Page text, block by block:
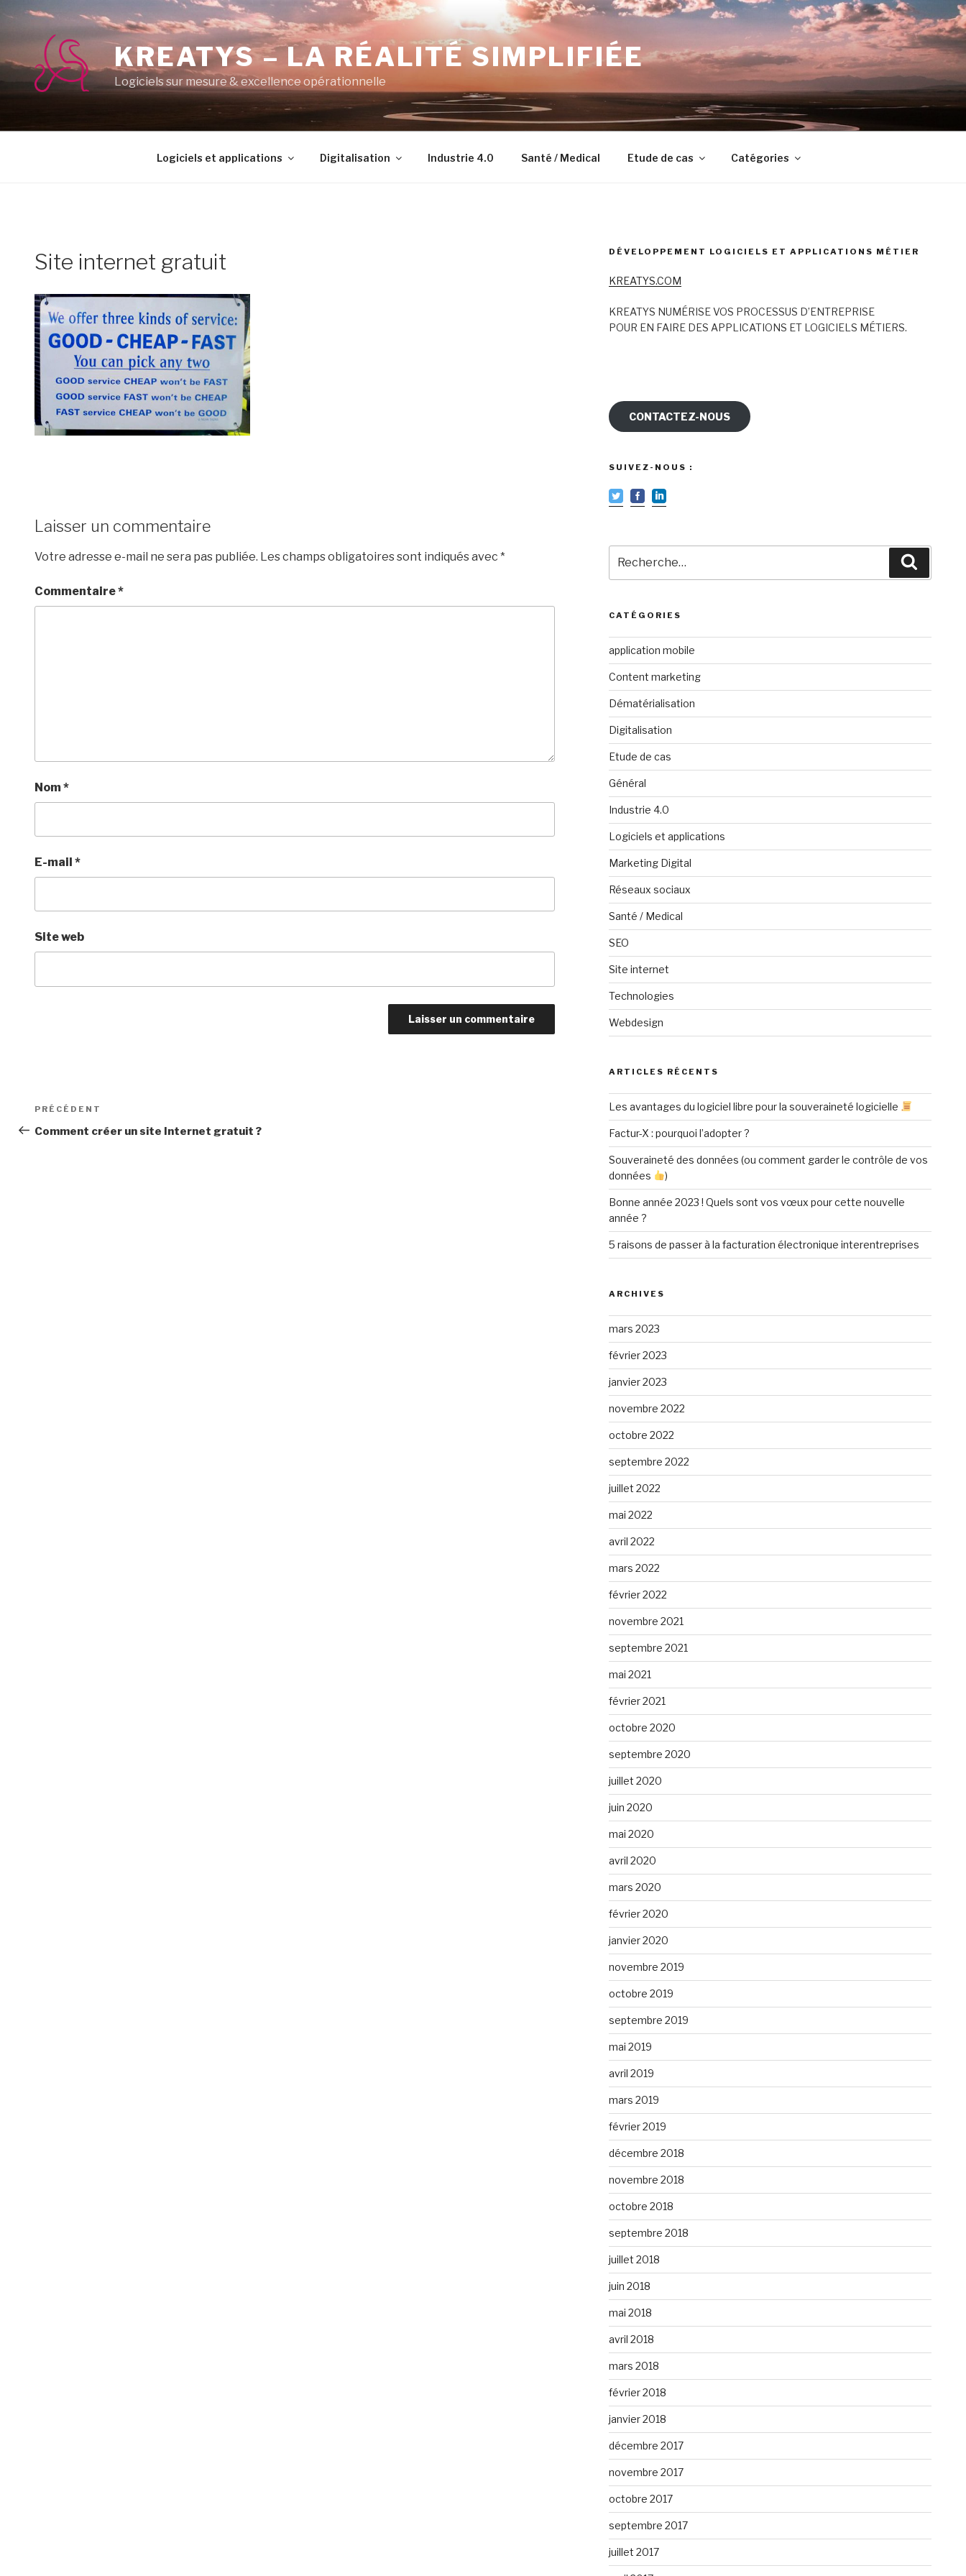
contenu
principal
KREATYS – LA RÉALITÉ SIMPLIFIÉE
Logiciels sur mesure & excellence opérationnelle
Logiciels et applications Digitalisation Industrie 4.0 Santé / Medical Etude de cas Catégories
Site internet gratuit
Laisser un commentaire
Votre adresse e-mail ne sera pas publiée. Les champs obligatoires sont indiqués avec *
Commentaire*
Nom*
E-mail *
Site web
Navigation
de
Article
précédent
PRÉCÉDENT
Comment créer un site Internet gratuit ?
DÉVELOPPEMENT LOGICIELS ET APPLICATIONS MÉTIER
KREATYS.COM
KREATYS NUMÉRISE VOS PROCESSUS D’ENTREPRISE
POUR EN FAIRE DES APPLICATIONS ET LOGICIELS MÉTIERS.
CONTACTEZ-NOUS
SUIVEZ-NOUS :
pour
:
CATÉGORIES
application mobile
Content marketing
Dématérialisation
Digitalisation
Etude de cas
Général
Industrie 4.0
Logiciels et applications
Marketing Digital
Réseaux sociaux
Santé / Medical
SEO
Site internet
Technologies
Webdesign
ARTICLES RÉCENTS
Les avantages du logiciel libre pour la souveraineté logicielle
Factur-X : pourquoi l’adopter ?
Souveraineté des données (ou comment garder le contrôle de vos
données
)
Bonne année 2023 ! Quels sont vos vœux pour cette nouvelle
année ?
5 raisons de passer à la facturation électronique interentreprises
ARCHIVES
mars 2023
février 2023
janvier 2023
novembre 2022
octobre 2022
septembre 2022
juillet 2022
mai 2022
avril 2022
mars 2022
février 2022
novembre 2021
septembre 2021
mai 2021
février 2021
octobre 2020
septembre 2020
juillet 2020
juin 2020
mai 2020
avril 2020
mars 2020
février 2020
janvier 2020
novembre 2019
octobre 2019
septembre 2019
mai 2019
avril 2019
mars 2019
février 2019
décembre 2018
novembre 2018
octobre 2018
septembre 2018
juillet 2018
juin 2018
mai 2018
avril 2018
mars 2018
février 2018
janvier 2018
décembre 2017
novembre 2017
octobre 2017
septembre 2017
juillet 2017